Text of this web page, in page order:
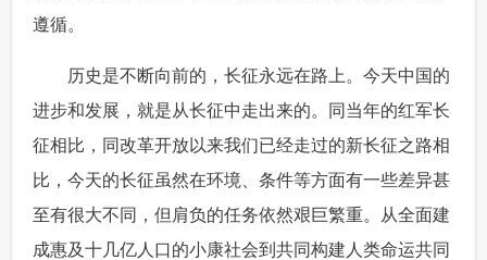
遵循。
历史是不断向前的，长征永远在路上。今天中国的
进步和发展，就是从长征中走出来的。同当年的红军长
征相比，同改革开放以来我们已经走过的新长征之路相
比，今天的长征虽然在环境、条件等方面有一些差异甚
至有很大不同，但肩负的任务依然艰巨繁重。从全面建
成惠及十几亿人口的小康社会到共同构建人类命运共同